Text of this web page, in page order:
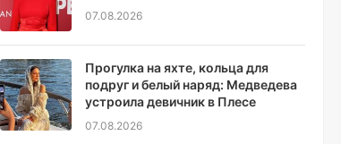
07.08.2026
Прогулка на яхте, кольца для
подруг и белый наряд: Медведева
устроила девичник в Плесе
07.08.2026